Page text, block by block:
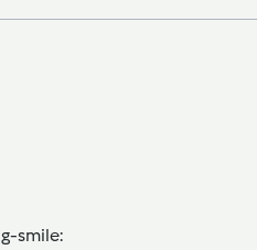
smile: